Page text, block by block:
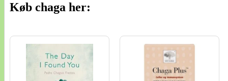
Køb chaga her: